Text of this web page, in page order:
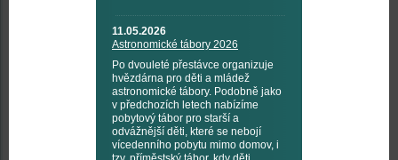
11.05.2026
Astronomické tábory 2026
Po dvouleté přestávce organizuje
hvězdárna pro děti a mládež
astronomické tábory. Podobně jako
v předchozích letech nabízíme
pobytový tábor pro starší a
odvážnější děti, které se nebojí
vícedenního pobytu mimo domov, i